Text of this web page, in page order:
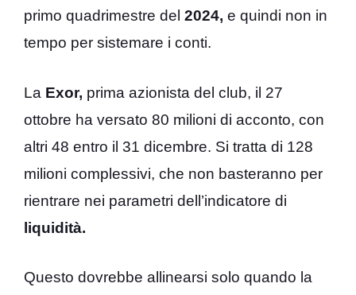
primo quadrimestre del 2024, e quindi non in
tempo per sistemare i conti.
La Exor, prima azionista del club, il 27
ottobre ha versato 80 milioni di acconto, con
altri 48 entro il 31 dicembre. Si tratta di 128
milioni complessivi, che non basteranno per
rientrare nei parametri dell’indicatore di
liquidità.
Questo dovrebbe allinearsi solo quando la